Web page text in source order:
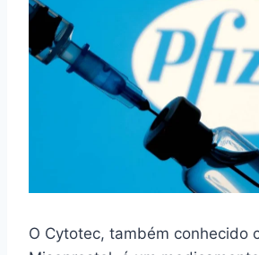
O Cytotec, também conhecido